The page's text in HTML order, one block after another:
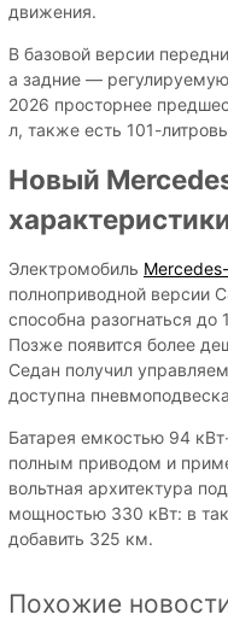
движения.
В базовой версии
а задние —
2026 просторнее
л, также есть 101-
Новый
Электромобиль
полноприводной версии
способна разогнаться
Позже появится более
Седан получил
доступна
Батарея емкостью 94
полным приводом и
вольтная архитектура
мощностью 330 кВт: в
добавить 325 км.
Похожие